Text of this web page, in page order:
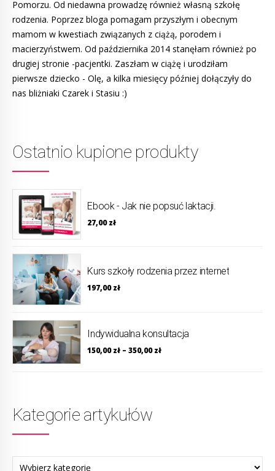
Pomorzu. Od niedawna prowadzę również własną szkołę
rodzenia. Poprzez bloga pomagam przyszłym i obecnym
mamom w kwestiach związanych z ciążą, porodem i
macierzyństwem. Od października 2014 stanęłam również po
drugiej stronie -pacjentki. Zaszłam w ciążę i urodziłam
pierwsze dziecko - Olę, a kilka miesięcy później dołączyły do
nas bliżniaki Czarek i Stasiu :)
Ostatnio kupione produkty
Ebook - Jak nie popsuć laktacji.
27,00zł
Kurs szkoły rodzenia przez internet
197,00zł
Indywidualna konsultacja
150,00zł –350,00zł
Kategorie artykułów